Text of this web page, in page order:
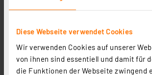
Diese Webseite verwendet Cookies
Wir verwenden Cookies auf unserer
von ihnen sind essentiell und damit für
die Funktionen der Webseite zwingend